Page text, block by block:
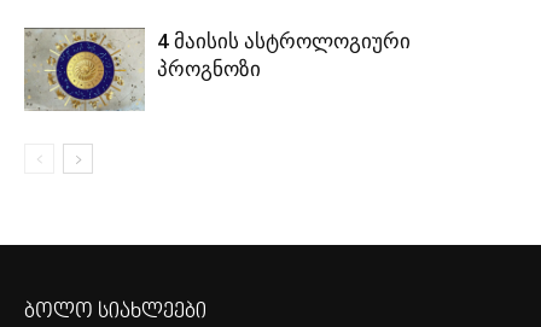
4 მაისის ასტროლოგიური
პროგნოზი
ბოლო სიახლეები